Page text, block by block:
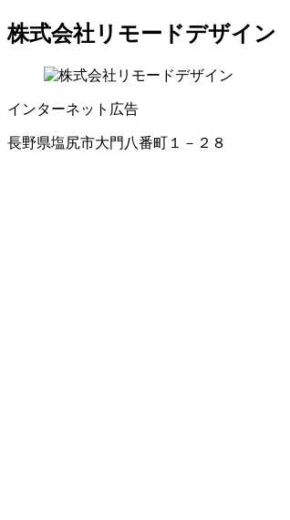
株式会社リモードデザイン
インターネット広告
長野県塩尻市大門八番町１－２８